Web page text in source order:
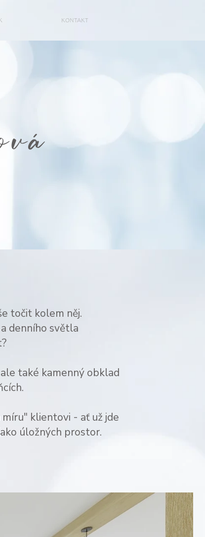
KONTAKT
točit kolem něj.
denního světla
také kamenný obklad
klientovi - ať už jde
úložných prostor.